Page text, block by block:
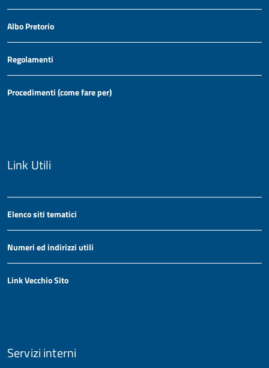
Albo Pretorio
Regolamenti
Procedimenti (come fare per)
Link Utili
Elenco siti tematici
Numeri ed indirizzi utili
Link Vecchio Sito
Servizi interni